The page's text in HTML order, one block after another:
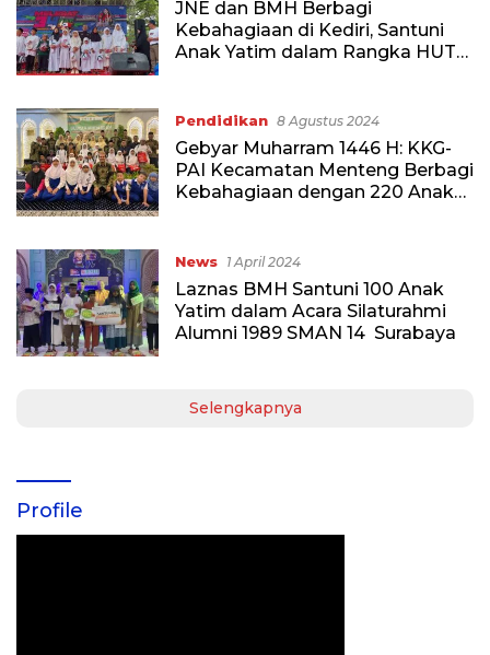
JNE dan BMH Berbagi
Kebahagiaan di Kediri, Santuni
Anak Yatim dalam Rangka HUT
Pendidikan 8 Agustus 2024
Gebyar Muharram 1446 H: KKG-
PAI Kecamatan Menteng Berbagi
Kebahagiaan dengan 220 Anak
News 1 April 2024
Laznas BMH Santuni 100 Anak
Yatim dalam Acara Silaturahmi
Alumni 1989 SMAN 14 Surabaya
Selengkapnya
Profile